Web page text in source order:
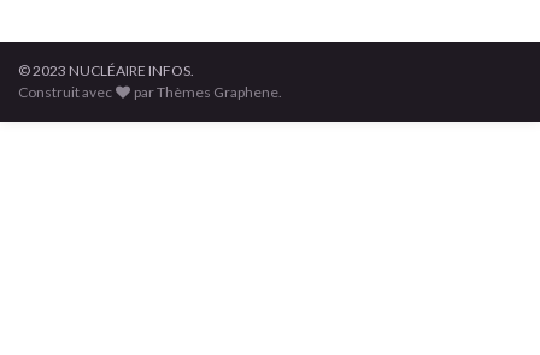
© 2023 NUCLÉAIRE INFOS.
Construit avec
par Thèmes Graphene.